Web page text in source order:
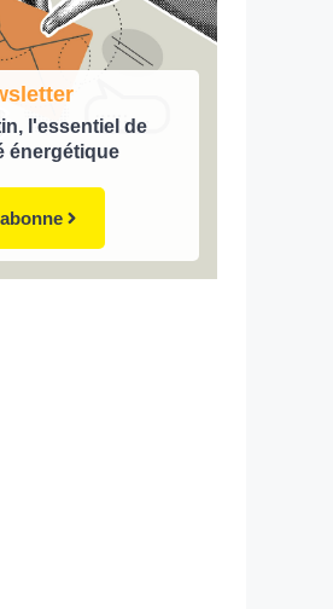
l'essentiel de
énergétique